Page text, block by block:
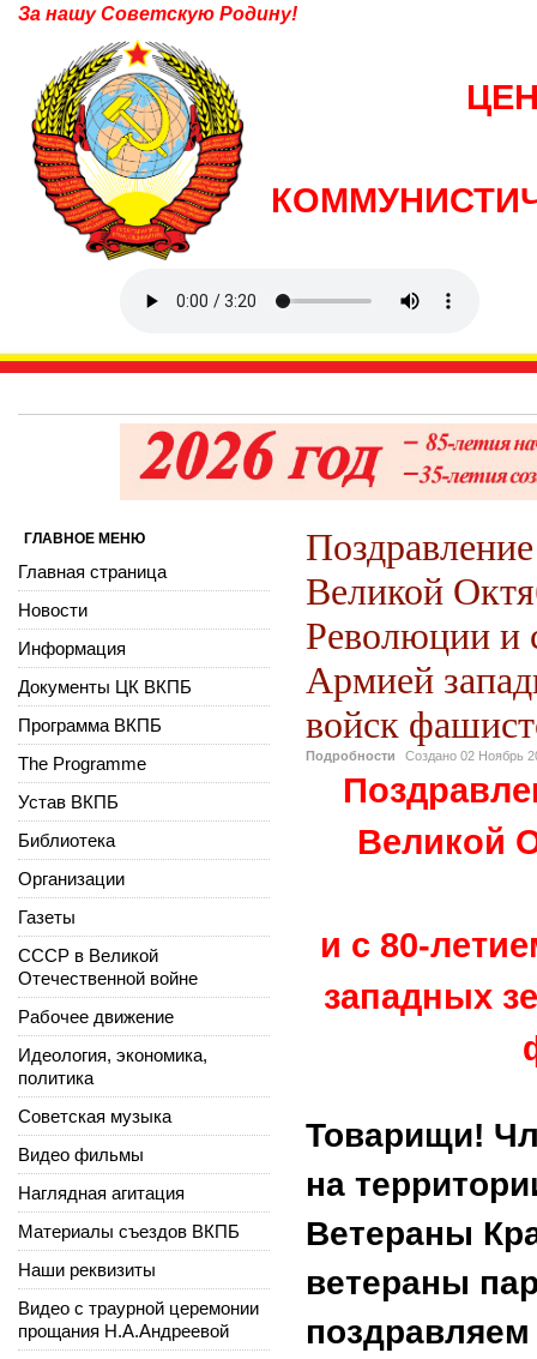
За нашу Советскую Родину!
Великой
Революции и
Армией
войск
Подробности Создано 02 Ноябрь
Великой
и с 80-
западных
Товарищи!
на
Ветераны
ветераны
ГЛАВНОЕ МЕНЮ
Главная страница
Новости
Информация
Документы ЦК ВКПБ
Программа ВКПБ
The Programme
Устав ВКПБ
Библиотека
Организации
Газеты
СССР в Великой
Отечественной войне
Рабочее движение
Идеология, экономика,
политика
Советская музыка
Видео фильмы
Наглядная агитация
Материалы съездов ВКПБ
Наши реквизиты
Видео с траурной церемонии
прощания Н.А.Андреевой